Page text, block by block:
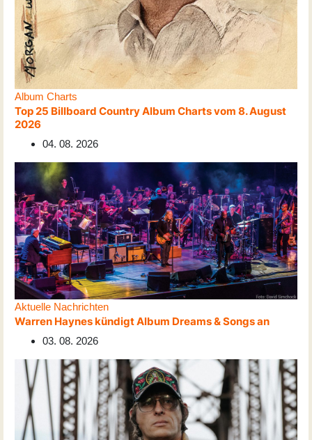
Album Charts
Top 25 Billboard Country Album Charts vom 8. August
2026
04. 08. 2026
Aktuelle Nachrichten
Warren Haynes kündigt Album Dreams & Songs an
03. 08. 2026